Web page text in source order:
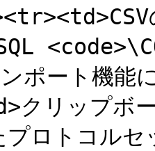
ポート機能
リップボ
プロトコル